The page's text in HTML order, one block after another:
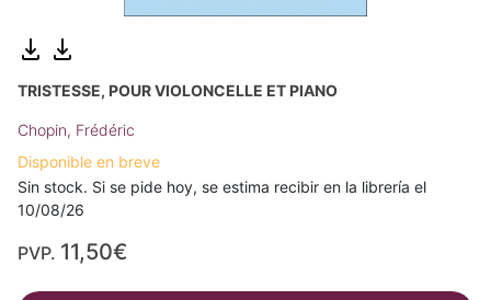
TRISTESSE, POUR VIOLONCELLE ET PIANO
Chopin, Frédéric
Disponible en breve
Sin stock. Si se pide hoy, se estima recibir en la librería el
10/08/26
PVP. 11,50€